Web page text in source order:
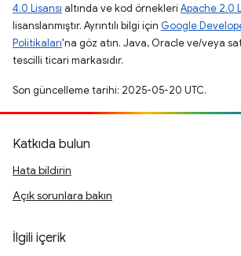
4.0 Lisansı altında ve kod örnekleri Apache 2.0
lisanslanmıştır. Ayrıntılı bilgi için Google
Politikaları'na göz atın. Java, Oracle ve/veya
tescilli ticari markasıdır.
Son güncelleme tarihi: 2025-05-20 UTC.
Katkıda bulun
Hata bildirin
Açık sorunlara bakın
İlgili içerik